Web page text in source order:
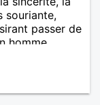
souriante,
passer de
homme
moi.